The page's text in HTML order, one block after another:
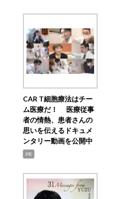
CAR T細胞療法はチー
ム医療だ！ 医療従事
者の情熱、患者さんの
思いを伝えるドキュメ
ンタリー動画を公開中
PR